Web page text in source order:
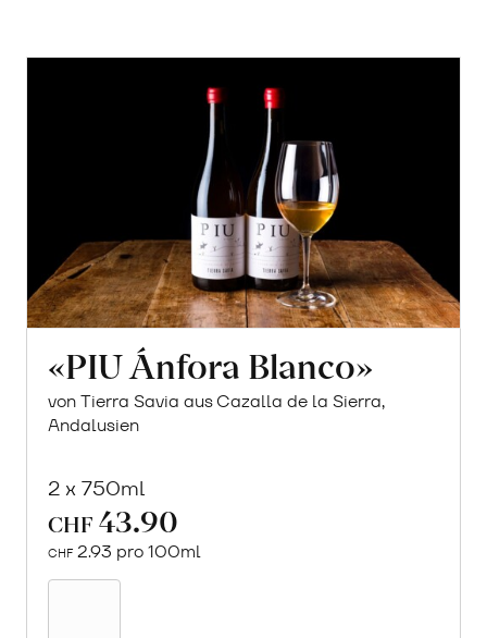
«PIU Ánfora Blanco»
von Tierra Savia aus Cazalla de la Sierra,
Andalusien
2 x 750ml
CHF 43.90
CHF 2.93 pro 100ml